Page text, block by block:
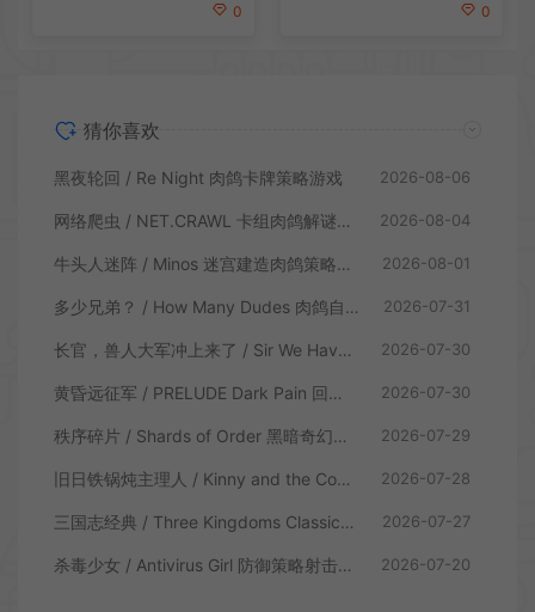
0 0
猜你喜欢
黑夜轮回 / Re Night 肉鸽卡牌策略游戏 2026-08-06
网络爬虫 / NET.CRAWL 卡组肉鸽解谜策略游戏 2026-08-04
牛头人迷阵 / Minos 迷宫建造肉鸽策略游戏 2026-08-01
多少兄弟？ / How Many Dudes 肉鸽自走棋游戏 2026-07-31
长官，兽人大军冲上来了 / Sir We Have an Orc Problem 增量塔防游戏 2026-07-30
黄昏远征军 / PRELUDE Dark Pain 回合制策略战棋游戏 2026-07-30
秩序碎片 / Shards of Order 黑暗奇幻卡牌CRPG策略游戏 2026-07-29
旧日铁锅炖主理人 / Kinny and the Cosmic Cauldron 休闲卡片肉鸽策略游戏 2026-07-28
三国志经典 / Three Kingdoms Classic 回合制大战略游戏 2026-07-27
杀毒少女 / Antivirus Girl 防御策略射击游戏 2026-07-20